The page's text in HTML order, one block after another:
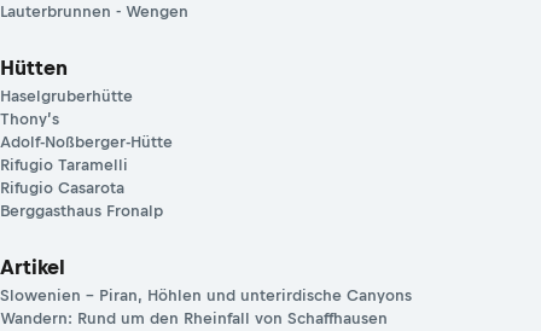
Lauterbrunnen - Wengen
Hütten
Haselgruberhütte
Thony’s
Adolf-Noßberger-Hütte
Rifugio Taramelli
Rifugio Casarota
Berggasthaus Fronalp
Artikel
Slowenien – Piran, Höhlen und unterirdische Canyons
Wandern: Rund um den Rheinfall von Schaffhausen